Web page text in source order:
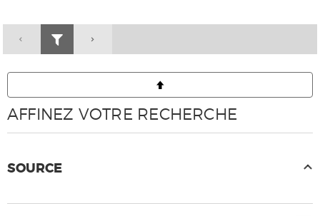
AFFINEZ VOTRE RECHERCHE
SOURCE